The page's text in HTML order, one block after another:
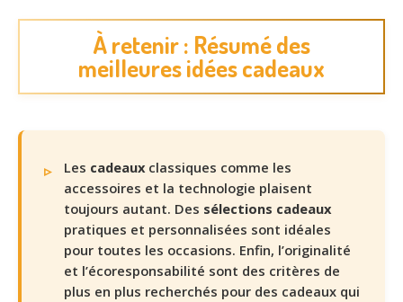
À retenir : Résumé des
meilleures idées cadeaux
Les cadeauxclassiques comme les
accessoires et la technologie plaisent
toujours autant. Des sélections cadeaux
pratiques et personnalisées sont idéales
pour toutes les occasions. Enfin, l’originalité
et l’écoresponsabilité sont des critères de
plus en plus recherchés pour des cadeaux qui